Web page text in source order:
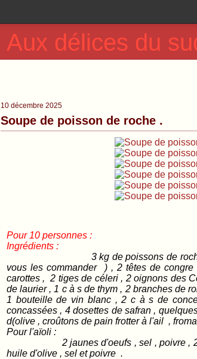
Aux délices du
10 décembre 2025
Soupe de poisson de roche .
Pour 10 personnes :
Ingrédients :
3 kg de poissons de
vous les commander ) , 2 têtes de
carottes , 2 tiges de céleri , 2 oignons des
de laurier , 1 c à s de thym , 2 branches de
1 bouteille de vin blanc , 2 c à s de
concassées , 4 dosettes de safran ,
d(olive , croûtons de pain frotter à l'ail ,
Pour l'aïoli :
2 jaunes d'oeufs , sel , poivre , 2 ou
huile d'olive , sel et poivre .